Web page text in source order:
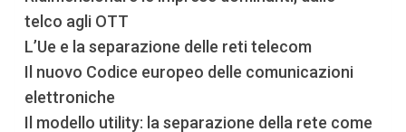
telco agli OTT
L’Ue e la separazione delle reti telecom
Il nuovo Codice europeo delle comunicazioni
elettroniche
Il modello utility: la separazione della rete come